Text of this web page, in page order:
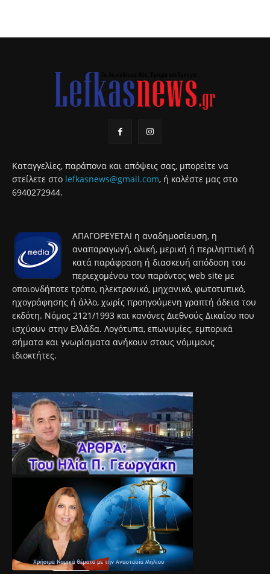
Καταγγελίες, παράπονα και απόψεις σας, μπορείτε να
στείλετε στο lefkasnews@gmail.com, ή καλέστε μας στο
6940272944.
ΑΠΑΓΟΡΕΥΕΤΑΙ η αναδημοσίευση, η
αναπαραγωγή, ολική, μερική ή περιληπτική ή
κατά παράφραση ή διασκευή απόδοση του
περιεχομένου του παρόντος web site με
οποιονδήποτε τρόπο, ηλεκτρονικό, μηχανικό, φωτοτυπικό,
ηχογράφησης ή άλλο, χωρίς προηγούμενη γραπτή άδεια του
εκδότη. Νόμος 2121/1993 και κανόνες Διεθνούς Δικαίου που
ισχύουν στην Ελλάδα. Λογότυπα, επωνυμίες, εμπορικά
σήματα και γνωρίσματα ανήκουν στους νόμιμους
ιδιοκτήτες.